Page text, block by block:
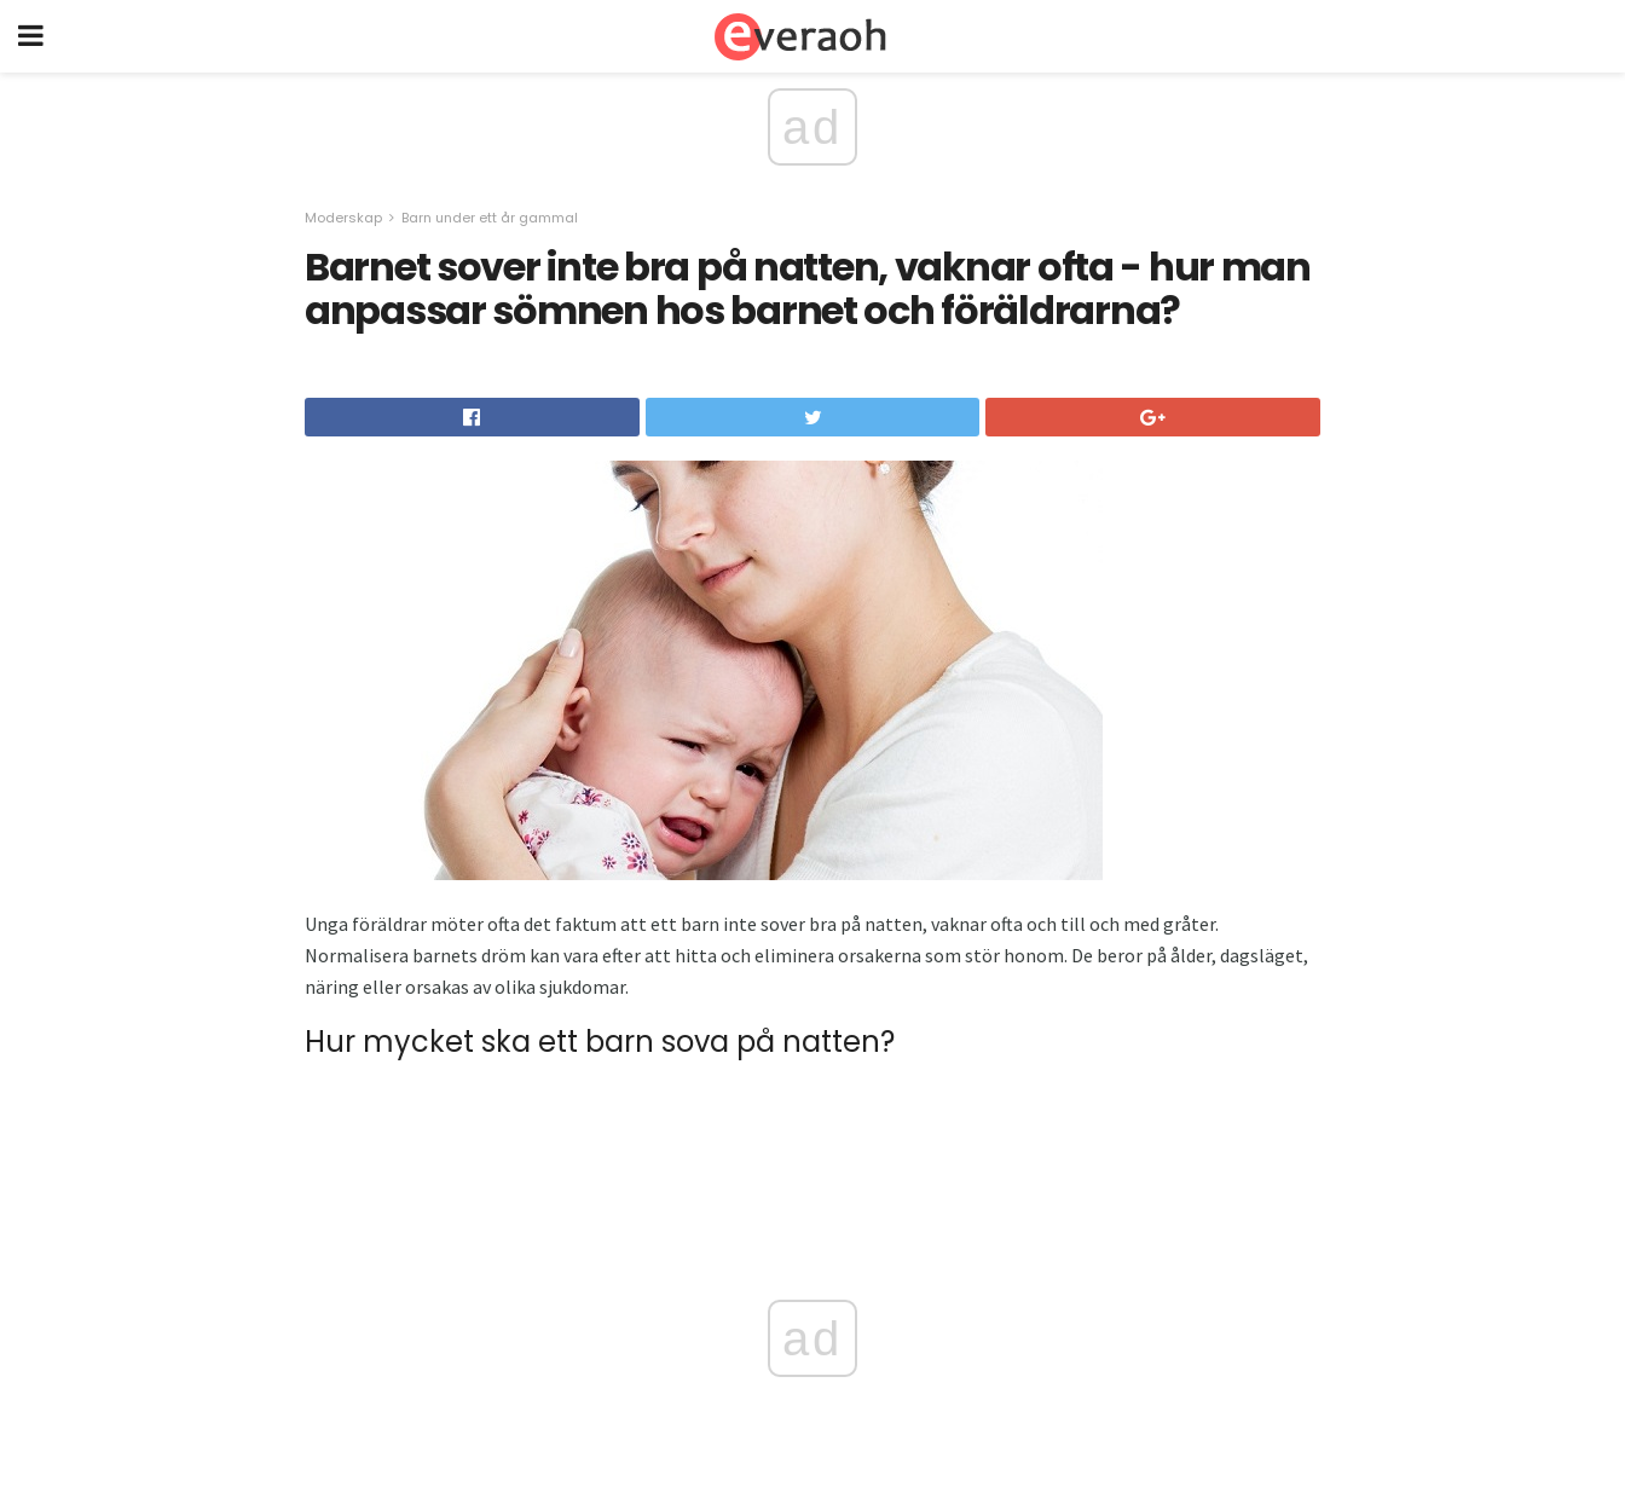
ad
Moderskap Barn under ett år gammal
Barnet sover inte bra på natten, vaknar ofta - hur man
anpassar sömnen hos barnet och föräldrarna?
Unga föräldrar möter ofta det faktum att ett barn inte sover bra på natten, vaknar ofta och till och med gråter.
Normalisera barnets dröm kan vara efter att hitta och eliminera orsakerna som stör honom. De beror på ålder, dagsläget,
näring eller orsakas av olika sjukdomar.
Hur mycket ska ett barn sova på natten?
ad